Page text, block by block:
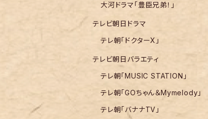
大河ドラマ「豊臣兄弟！」
テレビ朝日ドラマ
テレ朝「ドクターX」
テレビ朝日バラエティ
テレ朝「MUSIC STATION」
テレ朝「GOちゃん＆Mymelody」
テレ朝「バナナTV」